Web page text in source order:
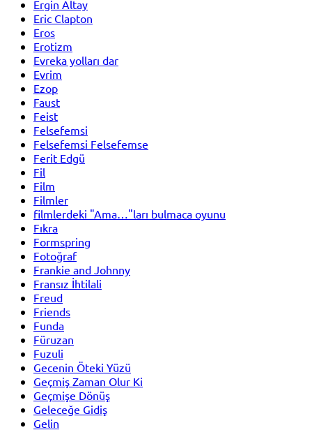
Ergin Altay
Eric Clapton
Eros
Erotizm
Evreka yolları dar
Evrim
Ezop
Faust
Feist
Felsefemsi
Felsefemsi Felsefemse
Ferit Edgü
Fil
Film
Filmler
filmlerdeki "Ama…"ları bulmaca oyunu
Fıkra
Formspring
Fotoğraf
Frankie and Johnny
Fransız İhtilali
Freud
Friends
Funda
Füruzan
Fuzuli
Gecenin Öteki Yüzü
Geçmiş Zaman Olur Ki
Geçmişe Dönüş
Geleceğe Gidiş
Gelin